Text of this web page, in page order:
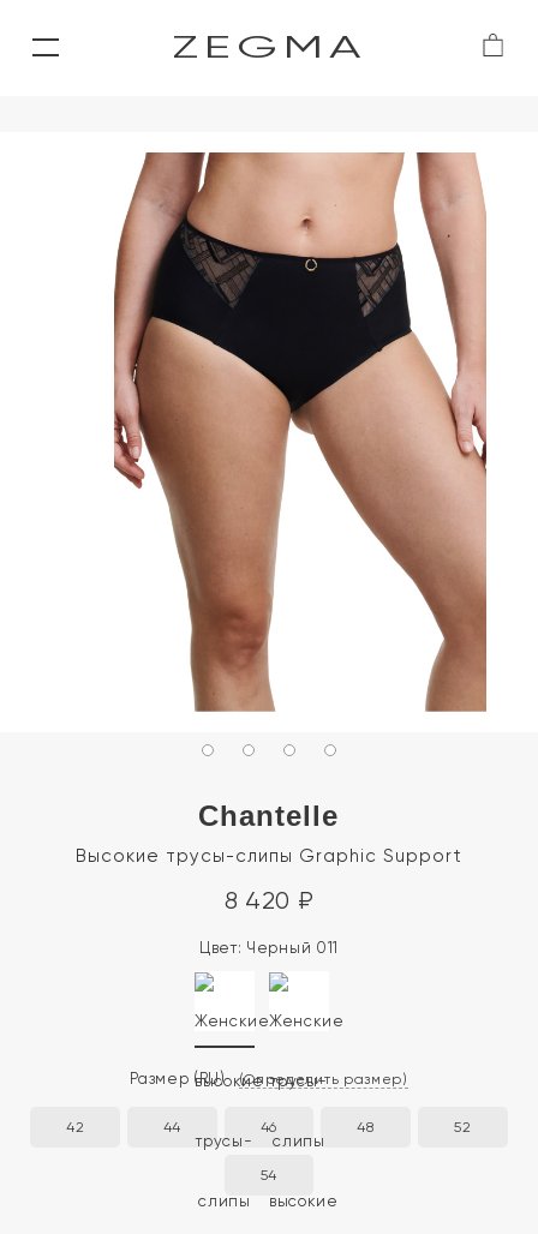
ZEGMA
Chantelle
Высокие трусы-слипы Graphic Support
8 420 ₽
Цвет: Черный 011
Размер (RU) (Определить размер)
42 44 46 48 52
54